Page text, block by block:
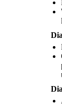
Alla fine la guerra finì ei
campi di prigionia. Molti
mezzi di sussistenza, i
erano scomparsi e hanno
sono trasferiti per cercare
nei loro vecchi
La signorina Breed è
famiglie giapponesi
trasferirsi nei campi di
suoi occhi! C'erano
bambini altre cartoline
hai